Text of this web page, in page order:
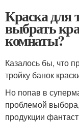
Краска для
выбрать
комнаты?
Казалось бы, что
тройку банок
Но попав в
проблемой
продукции